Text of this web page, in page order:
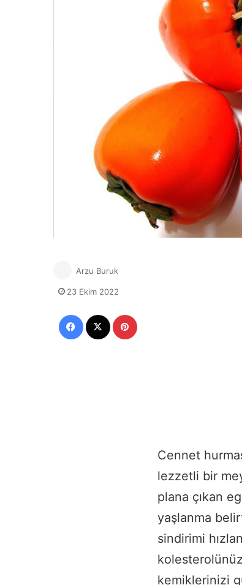
Cennet
lezzetli bir
plana çıkan
yaşlanma
sindirimi
kemiklerinizi
Arzu Buruk
23 Ekim 2022